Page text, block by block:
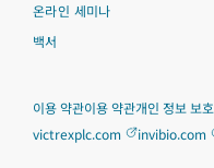
온라인 세미나
백서
이용 약관이용 약관개인 정보 보
victrexplc.com
invibio.com